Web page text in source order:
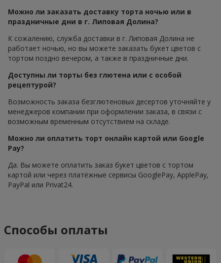
Можно ли заказать доставку торта ночью или в
праздничные дни в г. Липовая Долина?
К сожалению, служба доставки в г. Липовая Долина не
работает ночью, но вы можете заказать букет цветов с
тортом поздно вечером, а также в праздничные дни.
Доступны ли торты без глютена или с особой
рецептурой?
Возможность заказа безглютеновых десертов уточняйте у
менеджеров компании при оформлении заказа, в связи с
возможным временным отсутствием на складе.
Можно ли оплатить торт онлайн картой или Google
Pay?
Да. Вы можете оплатить заказ букет цветов с тортом
картой или через платёжные сервисы GooglePay, ApplePay,
PayPal или Privat24.
Способы оплаты